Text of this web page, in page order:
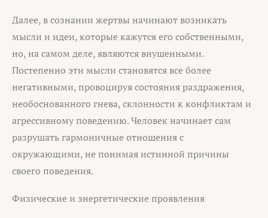
Далее, в сознании жертвы начинают возникать
мысли и идеи, которые кажутся его собственными,
но, на самом деле, являются внушенными.
Постепенно эти мысли становятся все более
негативными, провоцируя состояния раздражения,
необоснованного гнева, склонности к конфликтам и
агрессивному поведению. Человек начинает сам
разрушать гармоничные отношения с
окружающими, не понимая истинной причины
своего поведения.
Физические и энергетические проявления